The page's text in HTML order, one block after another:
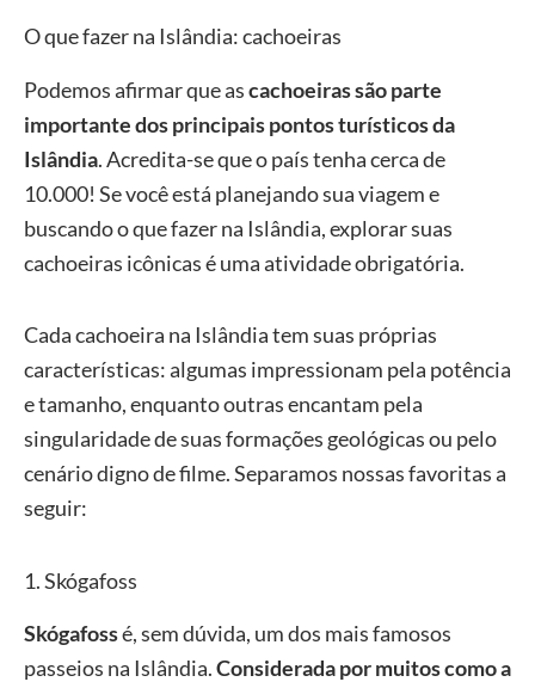
O que fazer na Islândia: cachoeiras
Podemos afirmar que ascachoeiras são parte
importante dos principais pontos turísticos da
Islândia. Acredita-se que o país tenha cerca de
10.000! Se você está planejando sua viagem e
buscando o que fazer na Islândia, explorar suas
cachoeiras icônicas é uma atividade obrigatória.
Cada cachoeira na Islândia tem suas próprias
características: algumas impressionam pela potência
e tamanho, enquanto outras encantam pela
singularidade de suas formações geológicas ou pelo
cenário digno de filme. Separamos nossas favoritas a
seguir:
1. Skógafoss
Skógafossé, sem dúvida, um dos mais famosos
passeios na Islândia.Considerada por muitos como a